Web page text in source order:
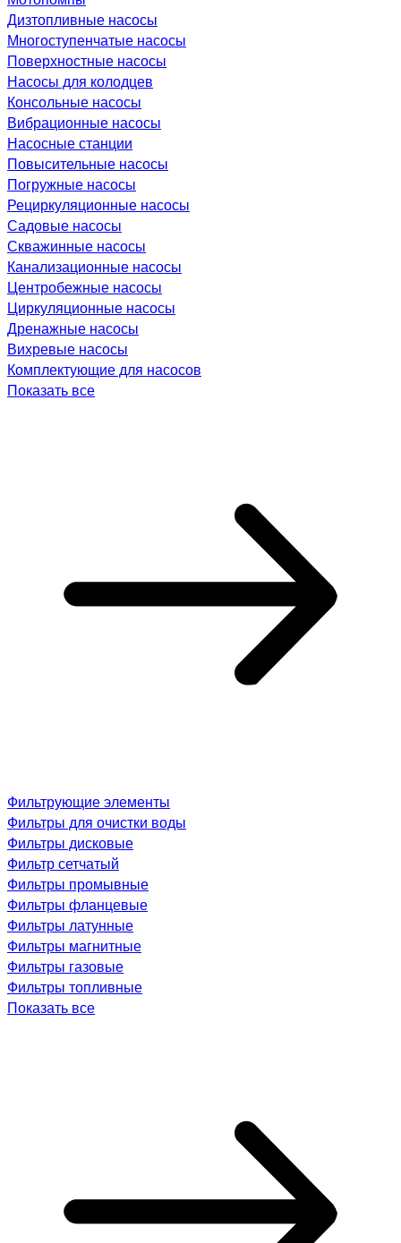
Дизтопливные насосы
Многоступенчатые насосы
Поверхностные насосы
Насосы для колодцев
Консольные насосы
Вибрационные насосы
Насосные станции
Повысительные насосы
Погружные насосы
Рециркуляционные насосы
Садовые насосы
Скважинные насосы
Канализационные насосы
Центробежные насосы
Циркуляционные насосы
Дренажные насосы
Вихревые насосы
Комплектующие для насосов
Показать все
Фильтрующие элементы
Фильтры для очистки воды
Фильтры дисковые
Фильтр сетчатый
Фильтры промывные
Фильтры фланцевые
Фильтры латунные
Фильтры магнитные
Фильтры газовые
Фильтры топливные
Показать все